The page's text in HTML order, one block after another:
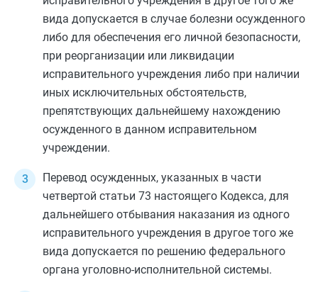
вида допускается в случае болезни осужденного
либо для обеспечения его личной безопасности,
при реорганизации или ликвидации
исправительного учреждения либо при наличии
иных исключительных обстоятельств,
препятствующих дальнейшему нахождению
осужденного в данном исправительном
учреждении.
Перевод осужденных, указанных в части
четвертой статьи 73 настоящего Кодекса, для
дальнейшего отбывания наказания из одного
исправительного учреждения в другое того же
вида допускается по решению федерального
органа уголовно-исполнительной системы.